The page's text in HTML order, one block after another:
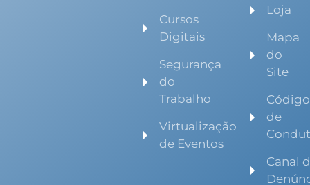
Cursos
Digitais
Segurança
do
Trabalho
Virtualização
de Eventos
Loja
Mapa
do
Site
Código
de
Canal